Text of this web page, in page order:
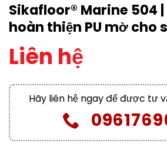
Sikafloor® Marine 504 |
hoàn thiện PU mờ cho
Liên hệ
Hãy liên hệ ngay để được tư